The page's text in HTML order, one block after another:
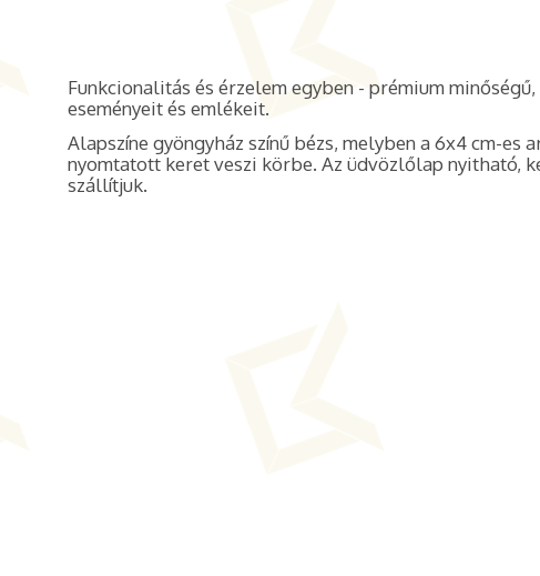
Funkcionalitás és érzelem egyben - prémium
eseményeit és emlékeit.
Alapszíne gyöngyház színű bézs, melyben a 6x4 cm-
nyomtatott keret veszi körbe. Az üdvözlőlap nyitható,
szállítjuk.